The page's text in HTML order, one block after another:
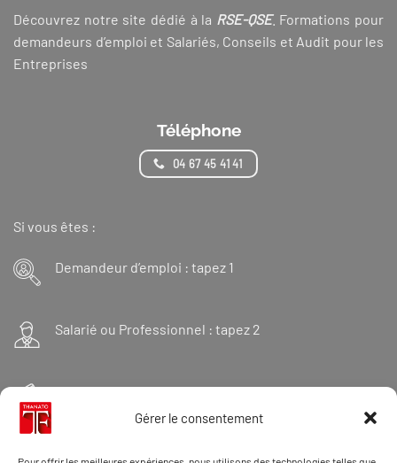
Gérer le consentement
Découvrez notre site dédié à la RSE-QSE. Formations pour
demandeurs d’emploi et Salariés, Conseils et Audit pour les
Entreprises
Téléphone
04 67 45 41 41
Si vous êtes :
Demandeur d’emploi : tapez 1
Salarié ou Professionnel : tapez 2
Financeur : tapez 3
Et « 98 » pour une formation Thanatopraxie